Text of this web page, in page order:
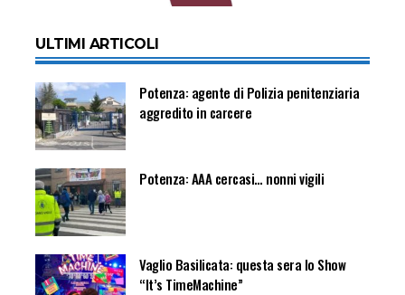
ULTIMI ARTICOLI
Potenza: agente di Polizia penitenziaria
aggredito in carcere
Potenza: AAA cercasi… nonni vigili
Vaglio Basilicata: questa sera lo Show
“It’s TimeMachine”